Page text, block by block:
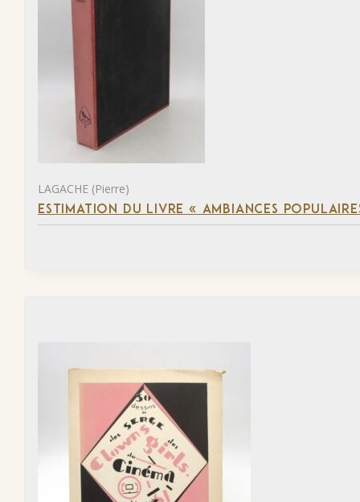
LAGACHE (Pierre)
ESTIMATION DU LIVRE « AMBIANCES